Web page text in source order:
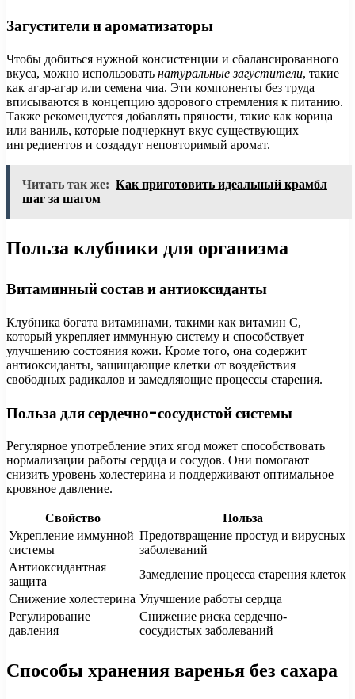
Загустители и ароматизаторы
Чтобы добиться нужной консистенции и сбалансированного
вкуса, можно использовать натуральные загустители, такие
как агар-агар или семена чиа. Эти компоненты без труда
вписываются в концепцию здорового стремления к питанию.
Также рекомендуется добавлять пряности, такие как корица
или ваниль, которые подчеркнут вкус существующих
ингредиентов и создадут неповторимый аромат.
Читать так же: Как приготовить идеальный крамбл
шаг за шагом
Польза клубники для организма
Витаминный состав и антиоксиданты
Клубника богата витаминами, такими как витамин C,
который укрепляет иммунную систему и способствует
улучшению состояния кожи. Кроме того, она содержит
антиоксиданты, защищающие клетки от воздействия
свободных радикалов и замедляющие процессы старения.
Польза для сердечно-сосудистой системы
Регулярное употребление этих ягод может способствовать
нормализации работы сердца и сосудов. Они помогают
снизить уровень холестерина и поддерживают оптимальное
кровяное давление.
Свойство
Польза
Укрепление иммунной
системы
Предотвращение простуд и вирусных
заболеваний
Антиоксидантная
защита
Замедление процесса старения клеток
Снижение холестерина Улучшение работы сердца
Регулирование
давления
Снижение риска сердечно-
сосудистых заболеваний
Способы хранения варенья без сахара